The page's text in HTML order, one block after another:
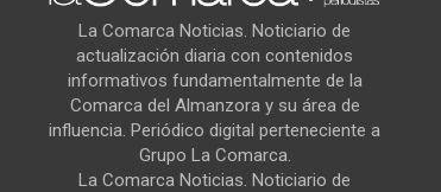
La Comarca Noticias. Noticiario de
actualización diaria con contenidos
informativos fundamentalmente de la
Comarca del Almanzora y su área de
influencia. Periódico digital perteneciente a
Grupo La Comarca.
La Comarca Noticias. Noticiario de